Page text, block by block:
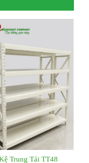
Trung Tải TT48